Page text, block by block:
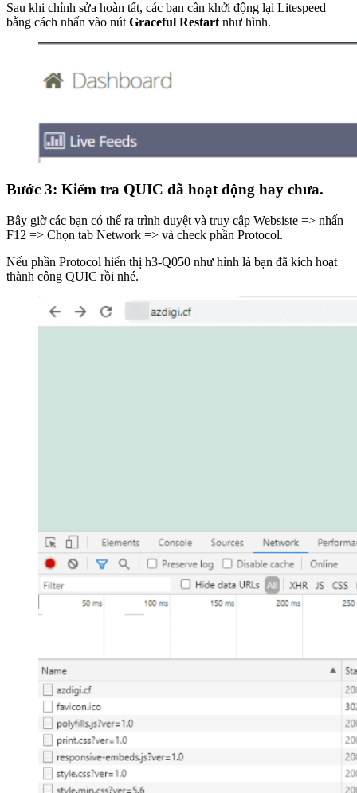
Sau khi chỉnh sửa hoàn tất, các bạn cần khởi động lại Litespeed
bằng cách nhấn vào nút Graceful Restart như hình.
Bước 3: Kiểm tra QUIC đã hoạt động hay chưa.
Bây giờ các bạn có thể ra trình duyệt và truy cập Websiste => nhấn
F12 => Chọn tab Network => và check phần Protocol.
Nếu phần Protocol hiển thị h3-Q050 như hình là bạn đã kích hoạt
thành công QUIC rồi nhé.